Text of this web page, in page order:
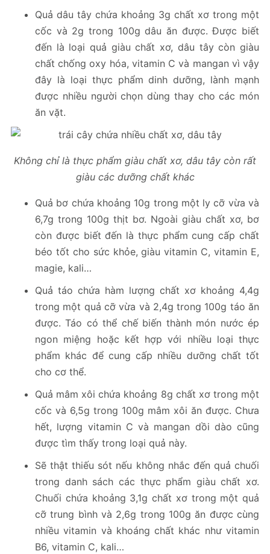
Quả dâu tây chứa khoảng 3g chất xơ trong một
cốc và 2g trong 100g dâu ăn được. Được biết
đến là loại quả giàu chất xơ, dâu tây còn giàu
chất chống oxy hóa, vitamin C và mangan vì vậy
đây là loại thực phẩm dinh dưỡng, lành mạnh
được nhiều người chọn dùng thay cho các món
ăn vặt.
Không chỉ là thực phẩm giàu chất xơ, dâu tây còn rất
giàu các dưỡng chất khác
Quả bơ chứa khoảng 10g trong một ly cỡ vừa và
6,7g trong 100g thịt bơ. Ngoài giàu chất xơ, bơ
còn được biết đến là thực phẩm cung cấp chất
béo tốt cho sức khỏe, giàu vitamin C, vitamin E,
magie, kali…
Quả táo chứa hàm lượng chất xơ khoảng 4,4g
trong một quả cỡ vừa và 2,4g trong 100g táo ăn
được. Táo có thể chế biến thành món nước ép
ngon miệng hoặc kết hợp với nhiều loại thực
phẩm khác để cung cấp nhiều dưỡng chất tốt
cho cơ thể.
Quả mâm xôi chứa khoảng 8g chất xơ trong một
cốc và 6,5g trong 100g mâm xôi ăn được. Chưa
hết, lượng vitamin C và mangan dồi dào cũng
được tìm thấy trong loại quả này.
Sẽ thật thiếu sót nếu không nhắc đến quả chuối
trong danh sách các thực phẩm giàu chất xơ.
Chuối chứa khoảng 3,1g chất xơ trong một quả
cỡ trung bình và 2,6g trong 100g ăn được cùng
nhiều vitamin và khoáng chất khác như vitamin
B6, vitamin C, kali…